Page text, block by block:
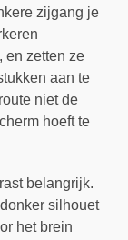
zijgang je
en zetten ze
aan te
niet de
hoeft te
belangrijk.
silhouet
het brein